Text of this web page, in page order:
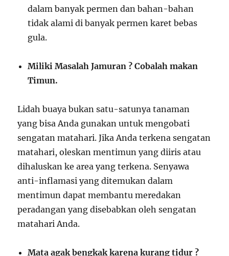
dalam banyak permen dan bahan-bahan
tidak alami di banyak permen karet bebas
gula.
Miliki Masalah Jamuran ? Cobalah makan
Timun.
Lidah buaya bukan satu-satunya tanaman
yang bisa Anda gunakan untuk mengobati
sengatan matahari. Jika Anda terkena sengatan
matahari, oleskan mentimun yang diiris atau
dihaluskan ke area yang terkena. Senyawa
anti-inflamasi yang ditemukan dalam
mentimun dapat membantu meredakan
peradangan yang disebabkan oleh sengatan
matahari Anda.
Mata agak bengkak karena kurang tidur ?